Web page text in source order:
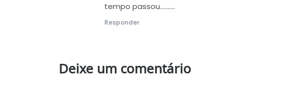
tempo passou……….
Responder
Deixe um comentário